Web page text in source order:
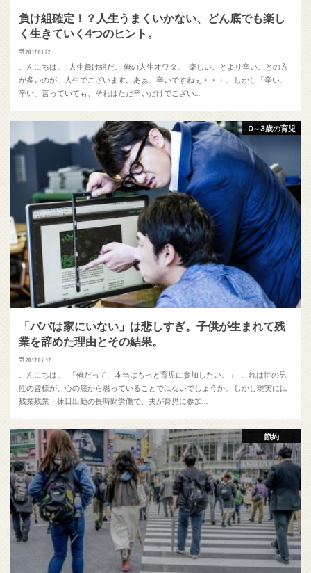
負け組確定！？人生うまくいかない、どん底でも楽し
く生きていく4つのヒント。
2017.05.22
こんにちは。 人生負け組だ。 俺の人生オワタ。 楽しいことより辛いことの方
が多いのが、人生でございます。あぁ、辛いですねぇ・・・。 しかし「辛い、
辛い」言っていても、それはただ辛いだけでござい…
0～3歳の育児
「パパは家にいない」は悲しすぎ。子供が生まれて残
業を辞めた理由とその結果。
2017.05.17
こんにちは。 「俺だって、本当はもっと育児に参加したい。」 これは世の男
性の皆様が、心の底から思っていることではないでしょうか。 しかし現実には
残業残業・休日出勤の長時間労働で、夫が育児に参加…
節約